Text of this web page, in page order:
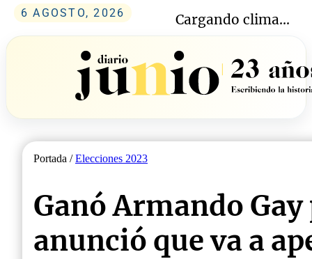
6 AGOSTO, 2026 Cargando clima...
Portada /Elecciones 2023
Ganó Armando
anunció que va a